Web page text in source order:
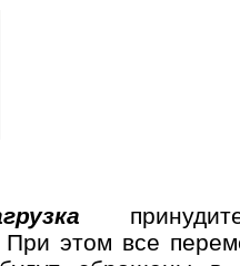
При этом все